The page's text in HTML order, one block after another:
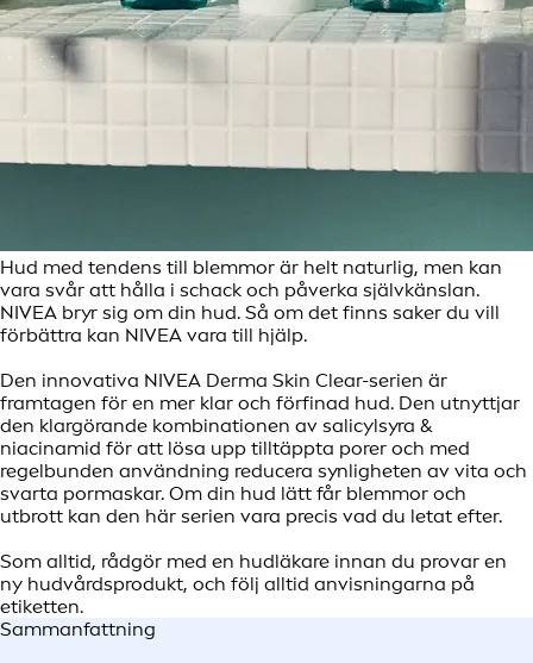
Hud med tendens till blemmor är helt naturlig, men kan
vara svår att hålla i schack och påverka självkänslan.
NIVEA bryr sig om din hud. Så om det finns saker du vill
förbättra kan NIVEA vara till hjälp.
Den innovativa NIVEA Derma Skin Clear-serien är
framtagen för en mer klar och förfinad hud. Den utnyttjar
den klargörande kombinationen av salicylsyra &
niacinamid för att lösa upp tilltäppta porer och med
regelbunden användning reducera synligheten av vita och
svarta pormaskar. Om din hud lätt får blemmor och
utbrott kan den här serien vara precis vad du letat efter.
Som alltid, rådgör med en hudläkare innan du provar en
ny hudvårdsprodukt, och följ alltid anvisningarna på
etiketten.
Sammanfattning